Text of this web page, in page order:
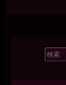
検
索